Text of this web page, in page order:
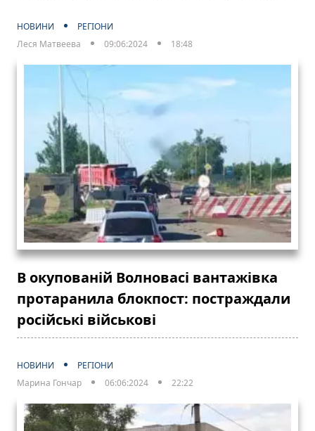
НОВИНИ
РЕГІОНИ
Леся Матвеева
09:06:2024 18:48
В окупованій Волновасі вантажівка
протаранила блокпост: постраждали
російські військові
НОВИНИ
РЕГІОНИ
Марина Гончар
06:06:2024 22:22